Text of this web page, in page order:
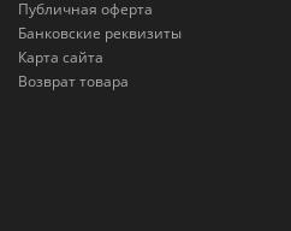
Публичная оферта
Банковские реквизиты
Карта сайта
Возврат товара